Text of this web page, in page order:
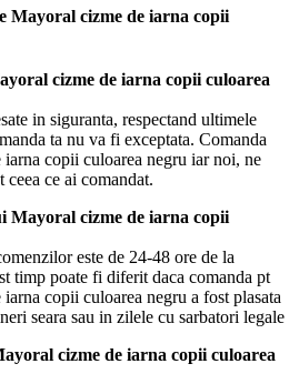
Mayoral cizme de iarna copii
cizme de iarna copii culoarea
in siguranta, respectand ultimele
ta nu va fi exceptata. Comanda
copii culoarea negru iar noi, ne
ce ai comandat.
cizme de iarna copii
este de 24-48 ore de la
timp poate fi diferit daca comanda pt
copii culoarea negru a fost plasata
seara sau in zilele cu sarbatori legale
cizme de iarna copii culoarea